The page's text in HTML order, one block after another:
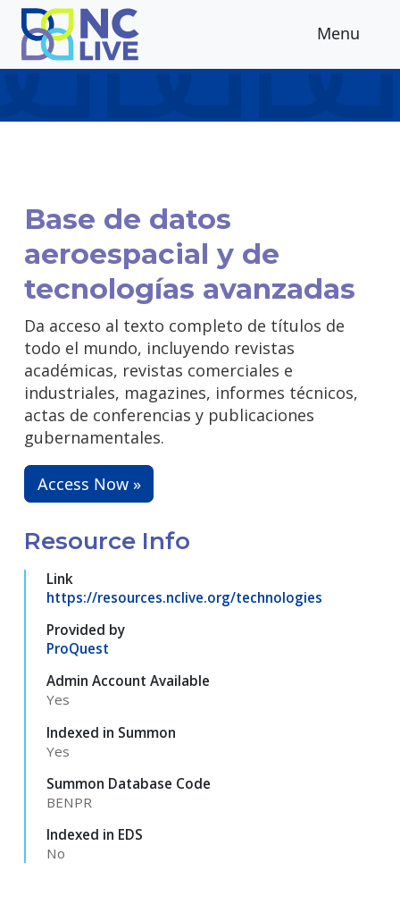
Skip to main content
Menu
Base de datos
aeroespacial y de
tecnologías avanzadas
Da acceso al texto completo de títulos de
todo el mundo, incluyendo revistas
académicas, revistas comerciales e
industriales, magazines, informes técnicos,
actas de conferencias y publicaciones
gubernamentales.
Access Now »
Resource Info
Link
https://resources.nclive.org/technologies
Provided by
ProQuest
Admin Account Available
Yes
Indexed in Summon
Yes
Summon Database Code
BENPR
Indexed in EDS
No